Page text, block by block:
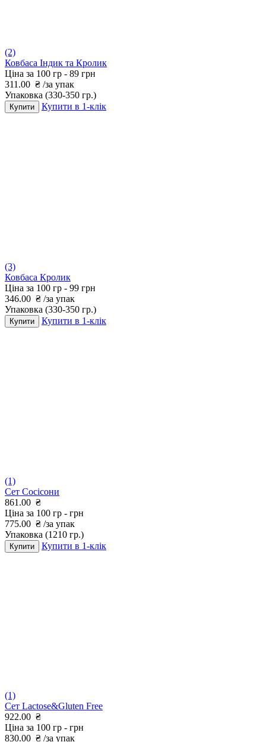
(2)
Ковбаса Індик та Кролик
Ціна за 100 гр - 89 грн
311.00 ₴ /за упак
Упаковка (330-350 гр.)
Купити Купити в 1-клік
(3)
Ковбаса Кролик
Ціна за 100 гр - 99 грн
346.00 ₴ /за упак
Упаковка (330-350 гр.)
Купити Купити в 1-клік
(1)
Сет Сосісони
861.00 ₴
Ціна за 100 гр - грн
775.00 ₴ /за упак
Упаковка (1210 гр.)
Купити Купити в 1-клік
(1)
Сет Lactose&Gluten Free
922.00 ₴
Ціна за 100 гр - грн
830.00 ₴ /за упак